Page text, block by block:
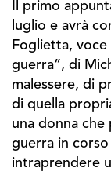
Il primo
luglio e avrà
Foglietta,
guerra”, di
malessere, di
di quella
una donna che
guerra in corso
intraprendere